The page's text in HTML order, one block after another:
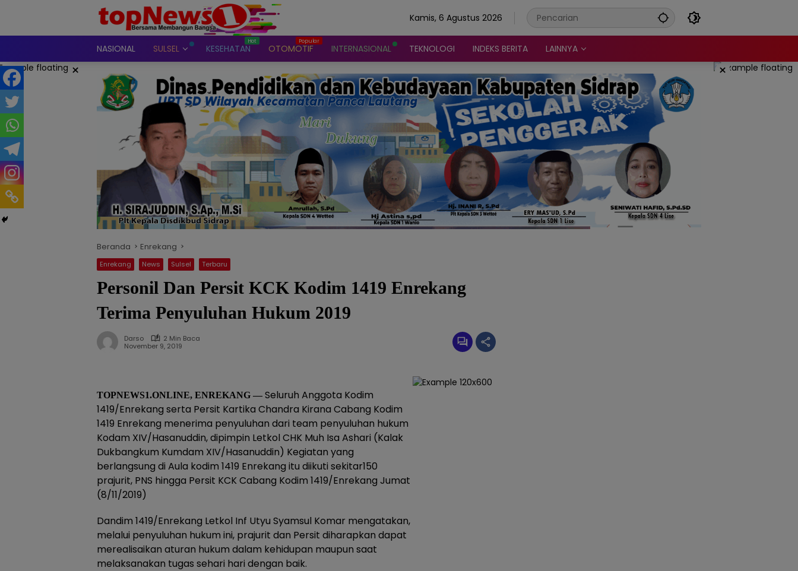
Kamis, 6 Agustus 2026
NASIONAL SULSEL KESEHATAN OTOMOTIF INTERNASIONAL TEKNOLOGI INDEKS BERITA LAINNYA
× ×
Beranda Enrekang
Enrekang News Sulsel Terbaru
Personil Dan Persit KCK Kodim 1419 Enrekang
Terima Penyuluhan Hukum 2019
Darso
2 Min Baca
November 9, 2019
TOPNEWS1.ONLINE, ENREKANG — Seluruh Anggota Kodim
1419/Enrekang serta Persit Kartika Chandra Kirana Cabang Kodim
1419 Enrekang menerima penyuluhan dari team penyuluhan hukum
Kodam XIV/Hasanuddin, dipimpin Letkol CHK Muh Isa Ashari (Kalak
Dukbangkum Kumdam XIV/Hasanuddin) Kegiatan yang
berlangsung di Aula kodim 1419 Enrekang itu diikuti sekitar150
prajurit, PNS hingga Persit KCK Cabang Kodim 1419/Enrekang Jumat
(8/11/2019)
Dandim 1419/Enrekang Letkol Inf Utyu Syamsul Komar mengatakan,
melalui penyuluhan hukum ini, prajurit dan Persit diharapkan dapat
merealisaikan aturan hukum dalam kehidupan maupun saat
melaksanakan tugas sehari hari dengan baik.